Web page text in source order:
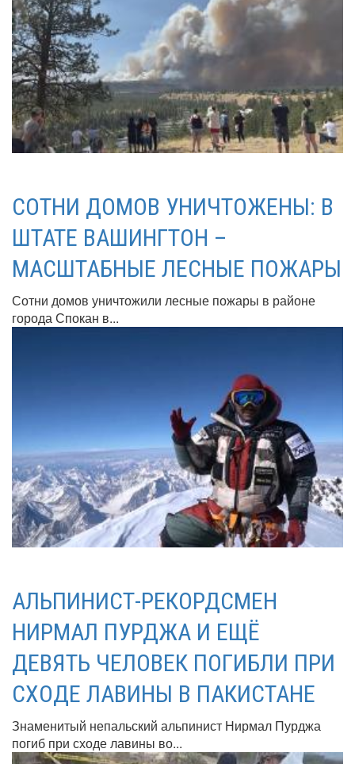
СОТНИ ДОМОВ УНИЧТОЖЕНЫ: В
ШТАТЕ ВАШИНГТОН –
МАСШТАБНЫЕ ЛЕСНЫЕ ПОЖАРЫ
Сотни домов уничтожили лесные пожары в районе
города Спокан в...
АЛЬПИНИСТ-РЕКОРДСМЕН
НИРМАЛ ПУРДЖА И ЕЩЁ
ДЕВЯТЬ ЧЕЛОВЕК ПОГИБЛИ ПРИ
СХОДЕ ЛАВИНЫ В ПАКИСТАНЕ
Знаменитый непальский альпинист Нирмал Пурджа
погиб при сходе лавины во...